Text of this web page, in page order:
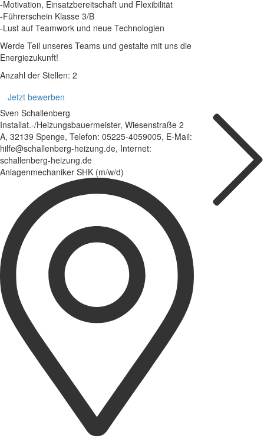
-Motivation, Einsatzbereitschaft und Flexibilität
-Führerschein Klasse 3/B
-Lust auf Teamwork und neue Technologien
Werde Teil unseres Teams und gestalte mit uns die
Energiezukunft!
Anzahl der Stellen: 2
Jetzt bewerben
Sven Schallenberg
Installat.-/Heizungsbauermeister, Wiesenstraße 2
A, 32139 Spenge, Telefon: 05225-4059005, E-Mail:
hilfe@schallenberg-heizung.de, Internet:
schallenberg-heizung.de
Anlagenmechaniker SHK (m/w/d)